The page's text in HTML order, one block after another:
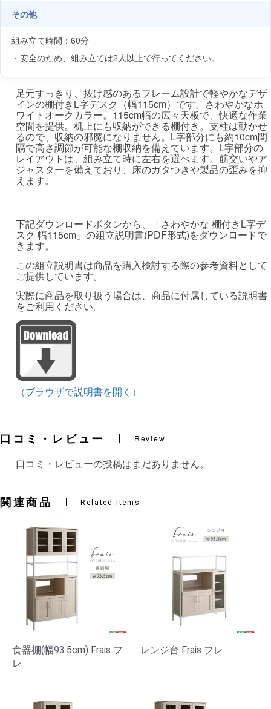
その他
組み立て時間：60分
・安全のため、組み立ては2人以上で行ってください。
足元すっきり、抜け感のあるフレーム設計で軽やかなデザ
インの棚付きL字デスク（幅115cm）です。さわやかなホ
ワイトオークカラー。115cm幅の広々天板で、快適な作業
空間を提供。机上にも収納ができる棚付き。支柱は動かせ
るので、収納の邪魔になりません。L字部分にも約10cm間
隔で高さ調節が可能な棚収納を備えています。L字部分の
レイアウトは、組み立て時に左右を選べます。筋交いやア
ジャスターを備えており、床のガタつきや製品の歪みを抑
えます。
下記ダウンロードボタンから、「さわやかな 棚付きL字デ
スク 幅115cm」の組立説明書(PDF形式)をダウンロードで
きます。
この組立説明書は商品を購入検討する際の参考資料として
ご提供しています。
実際に商品を取り扱う場合は、商品に付属している説明書
をご利用ください。
（ブラウザで説明書を開く）
口コミ・レビュー Review
口コミ・レビューの投稿はまだありません。
関連商品 Related Items
食器棚(幅93.5cm) Frais フ
レ
レンジ台 Frais フレ